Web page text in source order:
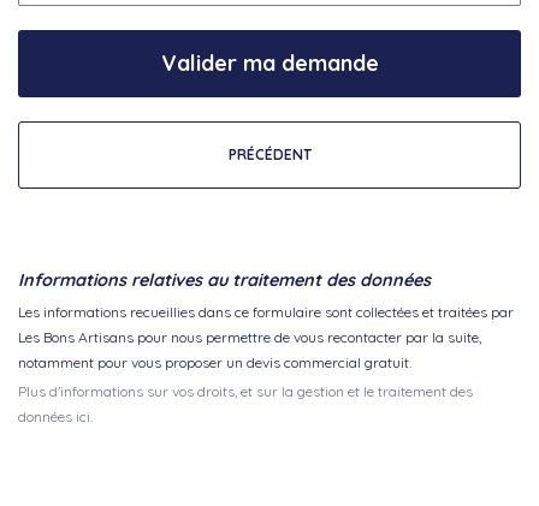
PRÉCÉDENT
Valider ma demande
Informations relatives au traitement des données
Les informations recueillies dans ce formulaire sont collectées et traitées par
Les Bons Artisans pour nous permettre de vous recontacter par la suite,
notamment pour vous proposer un devis commercial gratuit.
Plus d'informations sur vos droits, et sur la gestion et le traitement des
données ici.